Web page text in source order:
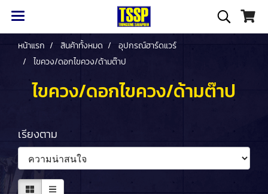
หน้าแรก สินค้าทั้งหมด
อุปกรณ์ฮาร์ดแวร์
ไขควง/ดอกไขควง/ด้ามต๊าป
ไขควง/ดอกไขควง/ด้ามต๊าป
เรียงตาม